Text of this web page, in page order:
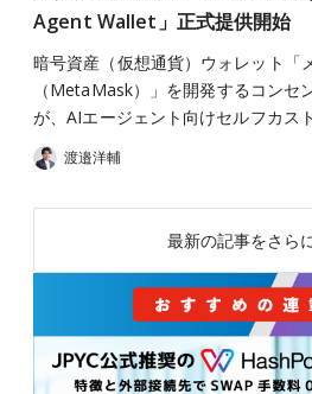
Agent Wallet」正式提供開始
暗号資産（仮想通貨）ウォレット「
（MetaMask）」を開発するコンセ
が、AIエージェント向けセルフカス
渡邉洋輔
最新の記事をさら